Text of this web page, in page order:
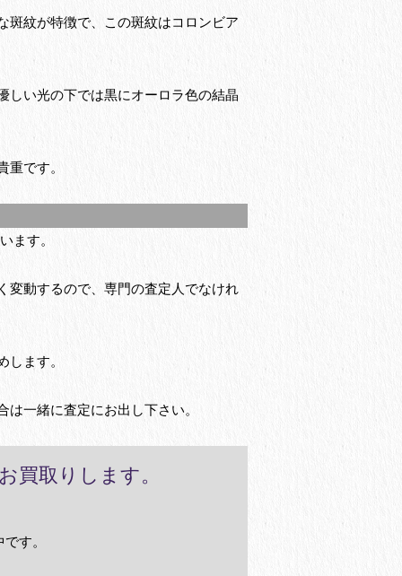
斑紋が特徴で、この斑紋はコロンビア
しい光の下では黒にオーロラ色の結晶
です。
ます。
変動するので、専門の査定人でなけれ
します。
一緒に査定にお出し下さい。
買取りします。
す。